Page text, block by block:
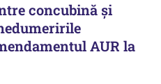
concubină și
AUR la